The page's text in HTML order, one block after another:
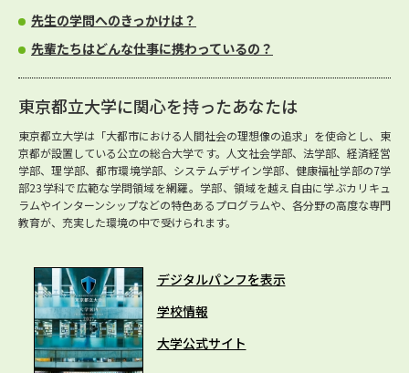
先生の学問へのきっかけは？
先輩たちはどんな仕事に携わっているの？
東京都立大学に関心を持ったあなたは
東京都立大学は「大都市における人間社会の理想像の追求」を使命とし、東
京都が設置している公立の総合大学です。人文社会学部、法学部、経済経営
学部、理学部、都市環境学部、システムデザイン学部、健康福祉学部の7学
部23学科で広範な学問領域を網羅。学部、領域を越え自由に学ぶカリキュ
ラムやインターンシップなどの特色あるプログラムや、各分野の高度な専門
教育が、充実した環境の中で受けられます。
デジタルパンフを表示
学校情報
大学公式サイト